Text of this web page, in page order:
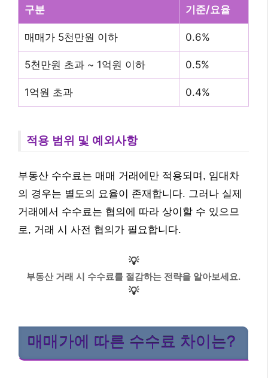
구분 기준/요율
매매가 5천만원 이하 0.6%
5천만원 초과 ~ 1억원 이하 0.5%
1억원 초과 0.4%
적용 범위 및 예외사항
부동산 수수료는 매매 거래에만 적용되며, 임대차
의 경우는 별도의 요율이 존재합니다. 그러나 실제
거래에서 수수료는 협의에 따라 상이할 수 있으므
로, 거래 시 사전 협의가 필요합니다.
💡
부동산 거래 시 수수료를 절감하는 전략을 알아보세요.
💡
매매가에 따른 수수료 차이는?